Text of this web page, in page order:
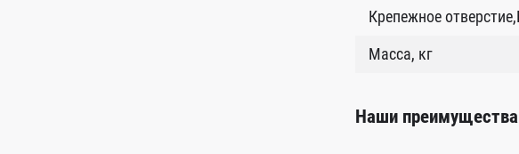
Крепежное
Масса, кг
Наши преимущества